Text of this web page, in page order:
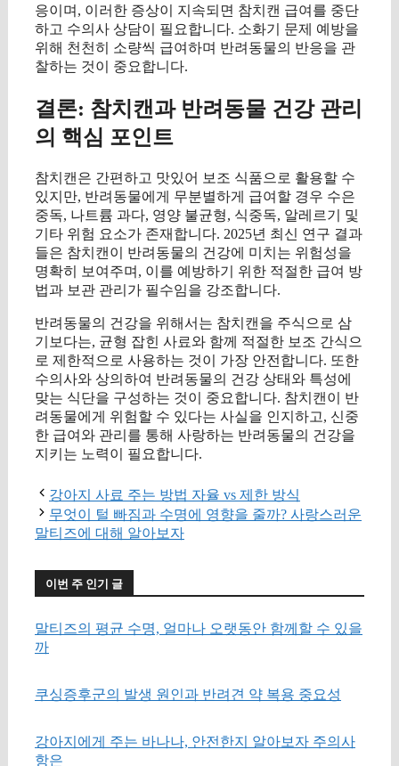
응이며, 이러한 증상이 지속되면 참치캔 급여를 중단
하고 수의사 상담이 필요합니다. 소화기 문제 예방을
위해 천천히 소량씩 급여하며 반려동물의 반응을 관
찰하는 것이 중요합니다.
결론: 참치캔과 반려동물 건강 관리
의 핵심 포인트
참치캔은 간편하고 맛있어 보조 식품으로 활용할 수
있지만, 반려동물에게 무분별하게 급여할 경우 수은
중독, 나트륨 과다, 영양 불균형, 식중독, 알레르기 및
기타 위험 요소가 존재합니다. 2025년 최신 연구 결과
들은 참치캔이 반려동물의 건강에 미치는 위험성을
명확히 보여주며, 이를 예방하기 위한 적절한 급여 방
법과 보관 관리가 필수임을 강조합니다.
반려동물의 건강을 위해서는 참치캔을 주식으로 삼
기보다는, 균형 잡힌 사료와 함께 적절한 보조 간식으
로 제한적으로 사용하는 것이 가장 안전합니다. 또한
수의사와 상의하여 반려동물의 건강 상태와 특성에
맞는 식단을 구성하는 것이 중요합니다. 참치캔이 반
려동물에게 위험할 수 있다는 사실을 인지하고, 신중
한 급여와 관리를 통해 사랑하는 반려동물의 건강을
지키는 노력이 필요합니다.
강아지 사료 주는 방법 자율 vs 제한 방식
무엇이 털 빠짐과 수명에 영향을 줄까? 사랑스러운
말티즈에 대해 알아보자
이번 주 인기 글
말티즈의 평균 수명, 얼마나 오랫동안 함께할 수 있을
까
쿠싱증후군의 발생 원인과 반려견 약 복용 중요성
강아지에게 주는 바나나, 안전한지 알아보자 주의사
항은